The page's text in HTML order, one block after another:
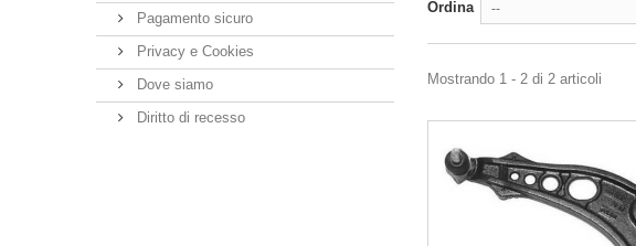
Pagamento sicuro
Privacy e Cookies
Dove siamo
Diritto di recesso
Ordina --
Mostrando 1 - 2 di 2 articoli